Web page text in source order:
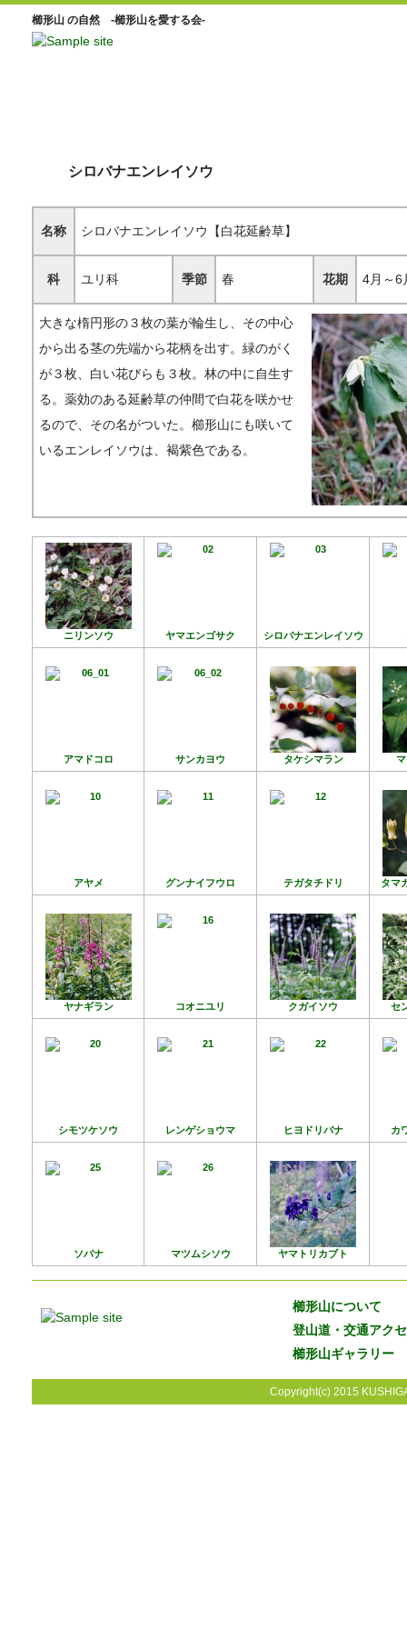
櫛形山 の自然 -櫛形山を愛する会-
シロバナエンレイソウ
名称 シロバナエンレイソウ【白花延齢草】
科 ユリ科 季節 春 花期 4月～6
大きな楕円形の３枚の葉が輪生し、その中心
から出る茎の先端から花柄を出す。緑のがく
が３枚、白い花びらも３枚。林の中に自生す
る。薬効のある延齢草の仲間で白花を咲かせ
るので、その名がついた。櫛形山にも咲いて
いるエンレイソウは、褐紫色である。
ニリンソウ ヤマエンゴサク シロバナエンレイソウ
アマドコロ サンカヨウ タケシマラン
アヤメ グンナイフウロ テガタチドリ タマ
ヤナギラン コオニユリ クガイソウ セ
シモツケソウ レンゲショウマ ヒヨドリバナ カ
ソバナ マツムシソウ ヤマトリカブト
櫛形山について
登山道・交通アク
櫛形山ギャラリー
Copyright(c) 2015